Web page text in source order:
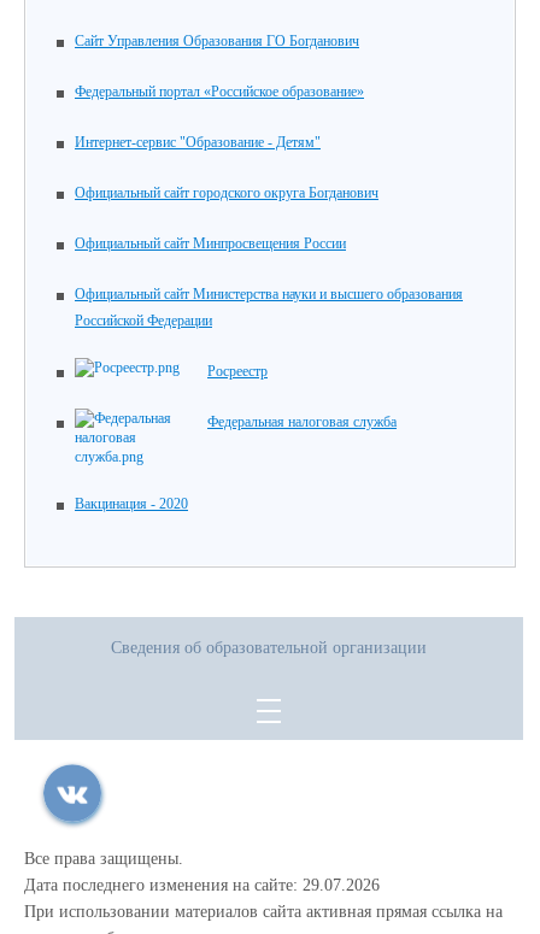
Сайт Управления Образования ГО Богданович
Федеральный портал «Российское образование»
Интернет-сервис "Образование - Детям"
Официальный сайт городского округа Богданович
Официальный сайт Минпросвещения России
Официальный сайт Министерства науки и высшего образования
Российской Федерации
Росреестр
Федеральная налоговая служба
Вакцинация - 2020
Сведения об образовательной организации
Все права защищены.
Дата последнего изменения на сайте: 29.07.2026
При использовании материалов сайта активная прямая ссылка на